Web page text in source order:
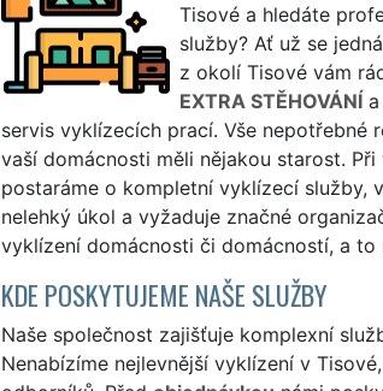
Tisové a hledáte
služby? Ať už se
z okolí Tisové vám
EXTRA STĚHOVÁNÍa
servis vyklízecích prací. Vše nepotřebné
vaší domácnosti měli nějakou starost.
postaráme o kompletní vyklízecí služby,
nelehký úkol a vyžaduje značné
vyklízení domácnosti či domácností, a to
KDE POSKYTUJEME NAŠE SLUŽBY
Naše společnost zajišťuje komplexní
Nenabízíme nejlevnější vyklízení v